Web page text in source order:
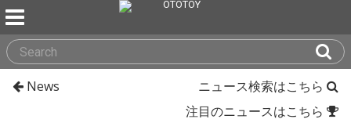
News
ニュース検索はこちら
注目のニュースはこちら